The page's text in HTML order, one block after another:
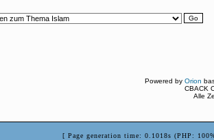
Powered byOrion
CBACK
Alle
[ Page generation time: 0.1018s (PHP: